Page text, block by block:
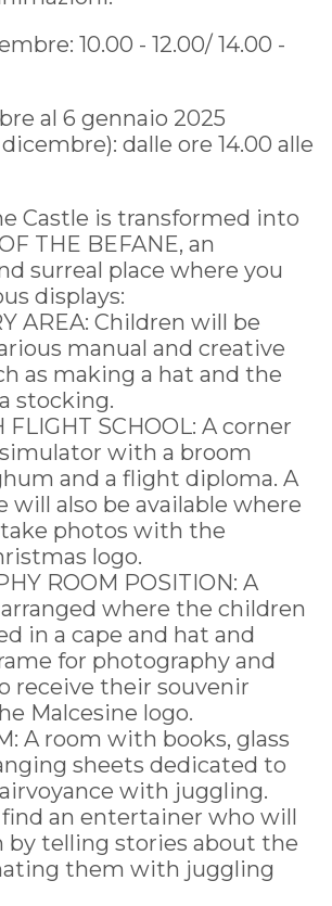
10.00 - 12.00/ 14.00 -
al 6 gennaio 2025
dalle ore 14.00 alle
Castle is transformed into
THE BEFANE, an
surreal place where you
displays:
AREA: Children will be
manual and creative
as making a hat and the
stocking.
FLIGHT SCHOOL: A corner
with a broom
and a flight diploma. A
will also be available where
photos with the
logo.
ROOM POSITION: A
where the children
in a cape and hat and
for photography and
receive their souvenir
Malcesine logo.
A room with books, glass
sheets dedicated to
with juggling.
an entertainer who will
by telling stories about the
them with juggling